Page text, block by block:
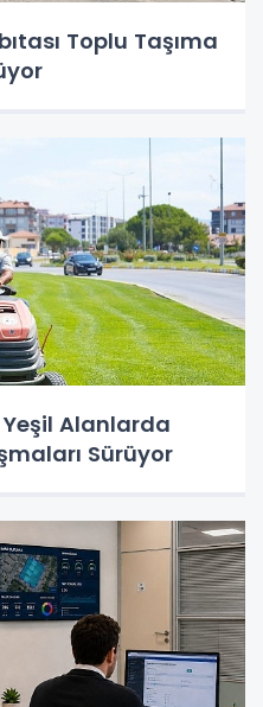
Toplu Taşıma
Alanlarda
Sürüyor